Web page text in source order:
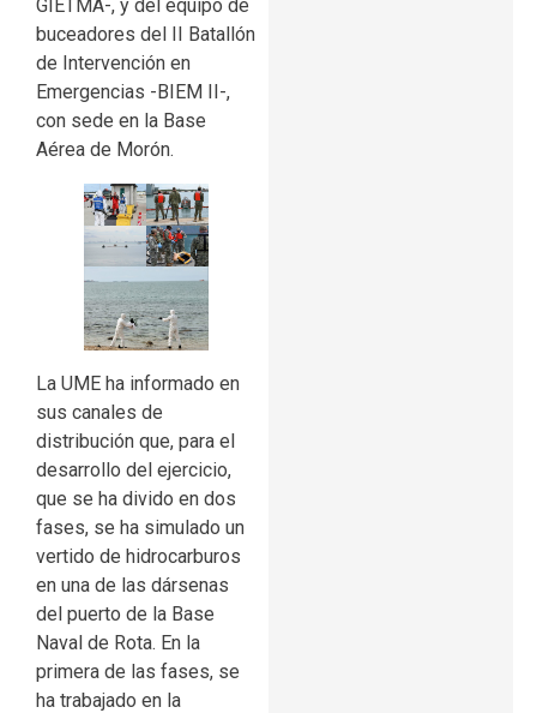
GIETMA-, y del equipo de
buceadores del II Batallón
de Intervención en
Emergencias -BIEM II-,
con sede en la Base
Aérea de Morón.
La UME ha informado en
sus canales de
distribución que, para el
desarrollo del ejercicio,
que se ha divido en dos
fases, se ha simulado un
vertido de hidrocarburos
en una de las dársenas
del puerto de la Base
Naval de Rota. En la
primera de las fases, se
ha trabajado en la